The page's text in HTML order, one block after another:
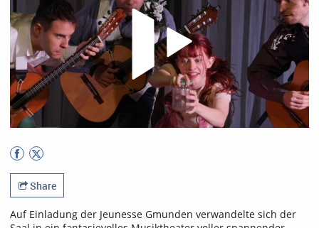
Share
Auf Einladung der Jeunesse Gmunden verwandelte sich der